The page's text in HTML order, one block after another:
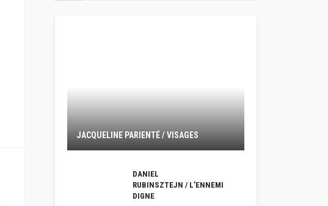
JACQUELINE PARIENTÉ / VISAGES
DANIEL
RUBINSZTEJN / L’ENNEMI
DIGNE